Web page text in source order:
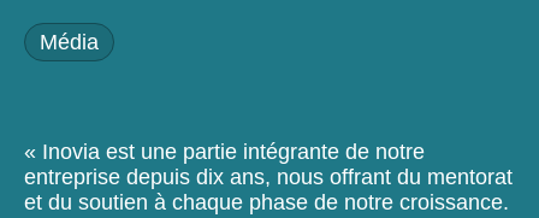
Média
« Inovia est une partie intégrante de notre
entreprise depuis dix ans, nous offrant du mentorat
et du soutien à chaque phase de notre croissance.